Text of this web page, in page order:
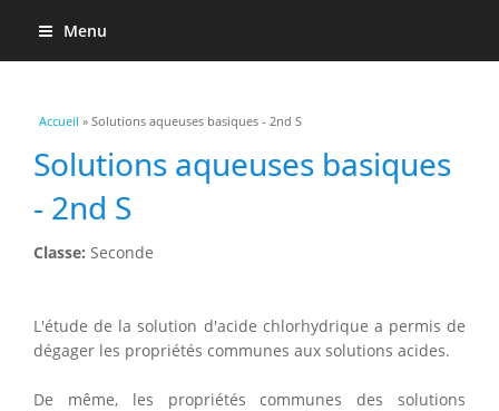
Menu
Vous êtes ici
Accueil » Solutions aqueuses basiques - 2nd S
Solutions aqueuses basiques
- 2nd S
Classe: Seconde
L'étude de la solution d'acide chlorhydrique a permis de
dégager les propriétés communes aux solutions acides.
De même, les propriétés communes des solutions